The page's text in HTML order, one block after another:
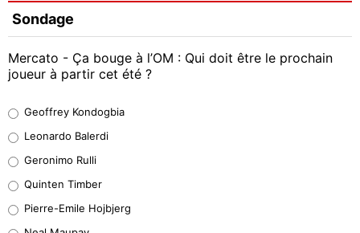
Sondage
Mercato - Ça bouge à l’OM : Qui doit être le prochain
joueur à partir cet été ?
38%
32%
5%
Geoffrey Kondogbia
Leonardo Balerdi
Geronimo Rulli
Quinten Timber
Pierre-Emile Hojbjerg